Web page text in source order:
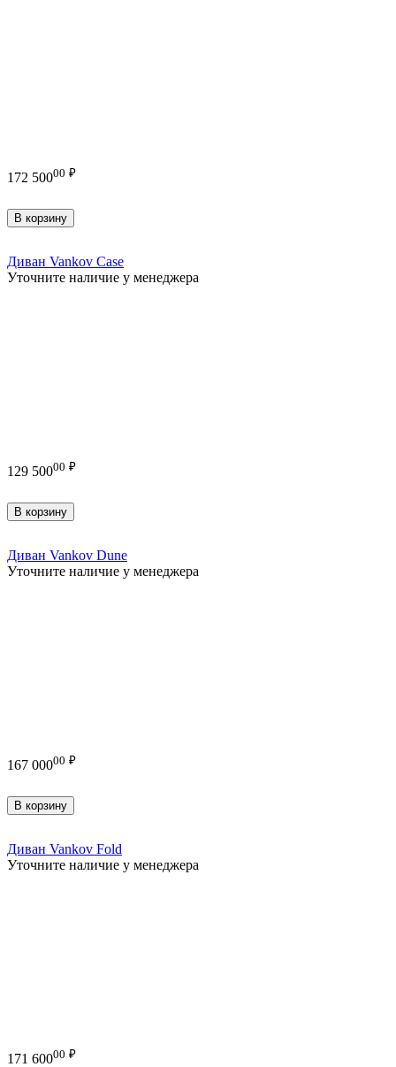
172 50000 ₽
В корзину
Диван Vankov Case
Уточните наличие у менеджера
129 50000 ₽
В корзину
Диван Vankov Dune
Уточните наличие у менеджера
167 00000 ₽
В корзину
Диван Vankov Fold
Уточните наличие у менеджера
171 60000 ₽